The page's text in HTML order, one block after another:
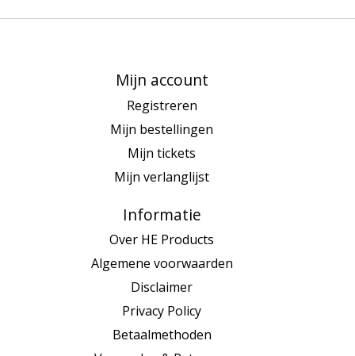
Mijn account
Registreren
Mijn bestellingen
Mijn tickets
Mijn verlanglijst
Informatie
Over HE Products
Algemene voorwaarden
Disclaimer
Privacy Policy
Betaalmethoden